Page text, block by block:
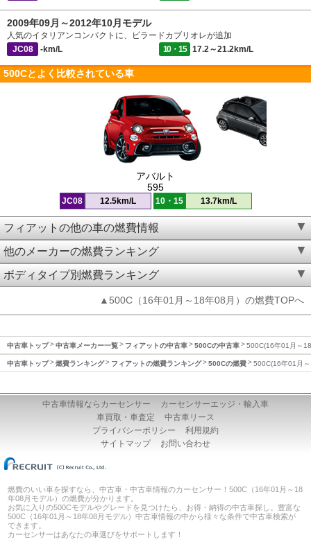
2009年09月～2012年10月モデル
人気のイタリアンコンパクトに、ピラードカブリオレが追加
JC08
-km/L 10・15 17.2～21.2km/L
500Cとよく比較されている車
アバルト
595
JC08 12.5km/L 10・15 13.7km/L
フィアットの他の車の燃費情報
他のメーカーの燃費ランキング
ボディタイプ別燃費ランキング
▲500C（16年01月～18年08月）の燃費TOPへ
中古車トップ 中古車メーカー一覧 フィアットの中古車 500Cの中古車 500C(16年01月～
中古車トップ 燃費ランキング フィアットの燃費ランキング 500Cの燃費 500C(16年01月
中古車情報ならカーセンサー
カーセンサーエッジ・輸入車
車買取・車査定
中古車リース
プライバシーポリシー
利用規約
サイトマップ
お問い合わせ
燃費のいい車を探すなら、中古車・中古車情報のカーセンサー！500C（16年01月～18
年08月モデル）の燃費が分かります。
お気に入りの500Cモデルやグレードを見つけたら、お得・納得の中古車探し。豊富な
500C（16年01月～18年08月モデル）中古車情報の中から様々な条件で中古車検索が
できます。
カーセンサーはあなたの車選びをサポートします！